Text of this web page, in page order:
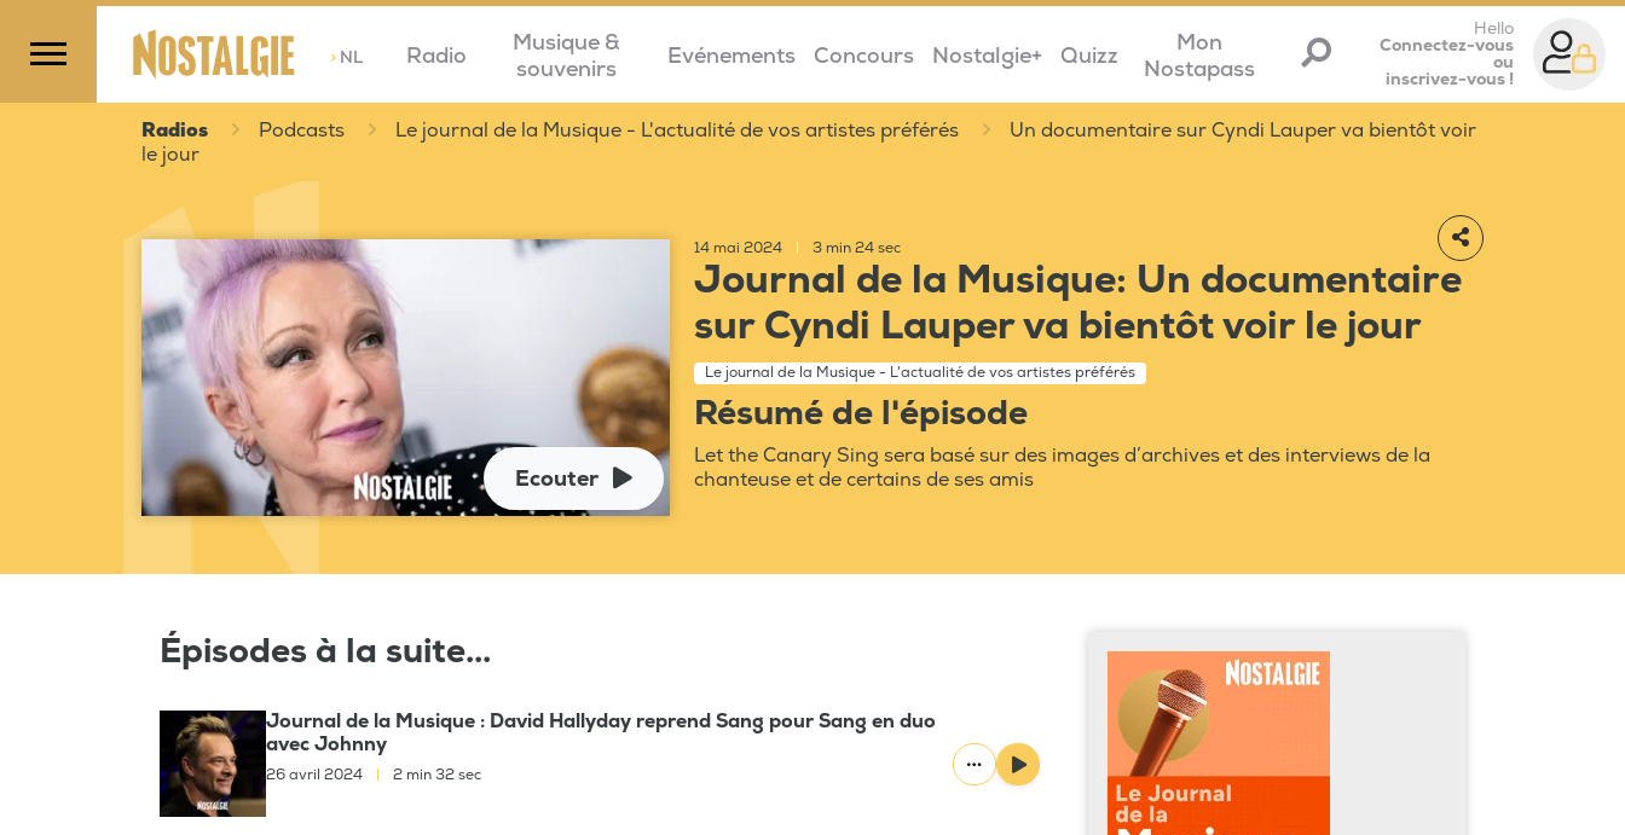
>NL Radio
Musique &
souvenirs
Evénements Concours Nostalgie+ Quizz
Mon
Nostapass
Hello
Connectez-vous
ou
inscrivez-vous !
Radios Podcasts Le journal de la Musique - L'actualité de vos artistes préférés
Un documentaire sur Cyndi Lauper va bientôt voir
le jour
Ecouter
14 mai 2024 3 min 24 sec
Journal de la Musique: Un documentaire
sur Cyndi Lauper va bientôt voir le jour
Le journal de la Musique - L'actualité de vos artistes préférés
Résumé de l'épisode
Let the Canary Sing sera basé sur des images d’archives et des interviews de la
chanteuse et de certains de ses amis
Épisodes à la suite...
Journal de la Musique : David Hallyday reprend Sang pour Sang en duo
avec Johnny
26 avril 2024 2 min 32 sec